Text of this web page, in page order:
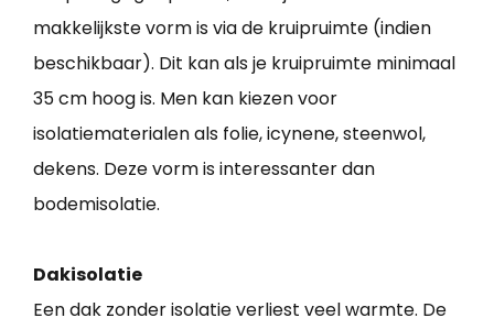
makkelijkste vorm is via de kruipruimte (indien
beschikbaar). Dit kan als je kruipruimte minimaal
35 cm hoog is. Men kan kiezen voor
isolatiematerialen als folie, icynene, steenwol,
dekens. Deze vorm is interessanter dan
bodemisolatie.
Dakisolatie
Een dak zonder isolatie verliest veel warmte. De